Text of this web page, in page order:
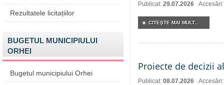
Rezultatele licitațiilor
BUGETUL MUNICIPIULUI
ORHEI
Bugetul municipiului Orhei
Publicat: 29.07.2026
CITEŞTE MAI MULT...
Proiecte de decizii
Publicat: 08.07.2026